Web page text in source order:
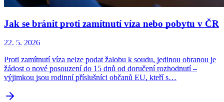
Jak se bránit proti zamítnutí víza nebo pobytu v ČR
22. 5. 2026
Proti zamítnutí víza nelze podat žalobu k soudu, jedinou obranou je
žádost o nové posouzení do 15 dnů od doručení rozhodnutí –
výjimkou jsou rodinní příslušníci občanů EU, kteří s…